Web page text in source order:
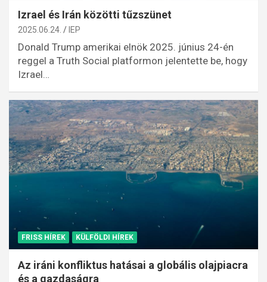
Izrael és Irán közötti tűzszünet
2025.06.24. IEP
Donald Trump amerikai elnök 2025. június 24-én
reggel a Truth Social platformon jelentette be, hogy
Izrael…
FRISS HÍREK KÜLFÖLDI HÍREK
Az iráni konfliktus hatásai a globális olajpiacra
és a gazdaságra